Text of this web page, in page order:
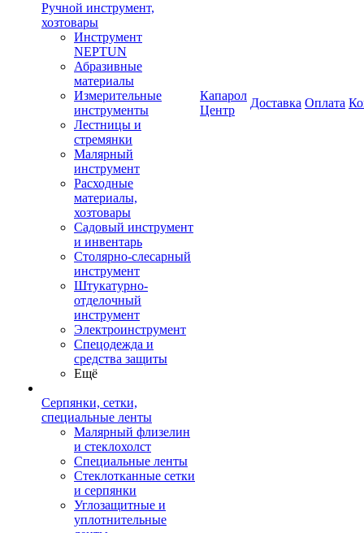
Ручной инструмент,
хозтовары
Инструмент
NEPTUN
Абразивные
материалы
Измерительные
инструменты
Лестницы и
стремянки
Малярный
инструмент
Расходные
материалы,
хозтовары
Садовый инструмент
и инвентарь
Столярно-слесарный
инструмент
Штукатурно-
отделочный
инструмент
Электроинструмент
Спецодежда и
средства защиты
Ещё
Серпянки, сетки,
специальные ленты
Малярный флизелин
и стеклохолст
Специальные ленты
Стеклотканные сетки
и серпянки
Углозащитные и
уплотнительные
Капарол
Центр
Доставка Оплата